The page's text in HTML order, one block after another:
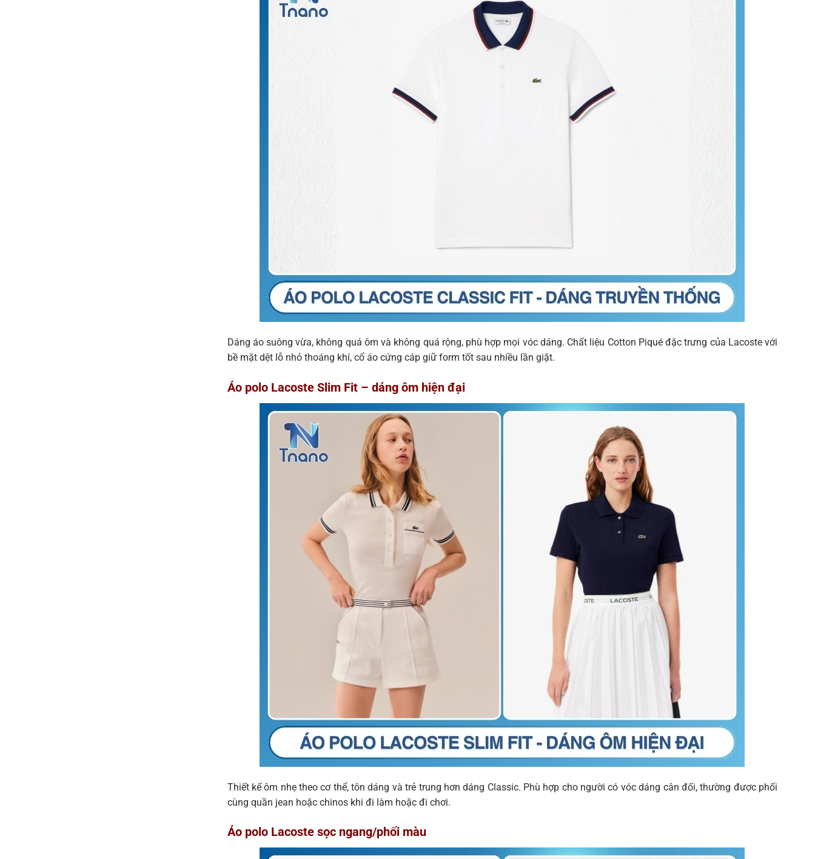
Dáng áo suông vừa, không quá ôm và không quá rộng, phù hợp mọi vóc dáng. Chất liệu Cotton Piqué đặc trưng của Lacoste với
bề mặt dệt lỗ nhỏ thoáng khí, cổ áo cứng cáp giữ form tốt sau nhiều lần giặt.
Áo polo Lacoste Slim Fit – dáng ôm hiện đại
Thiết kế ôm nhẹ theo cơ thể, tôn dáng và trẻ trung hơn dáng Classic. Phù hợp cho người có vóc dáng cân đối, thường được phối
cùng quần jean hoặc chinos khi đi làm hoặc đi chơi.
Áo polo Lacoste sọc ngang/phối màu